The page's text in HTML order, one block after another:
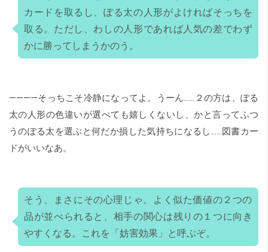
カードを取るし、ぽる太の人形がよければそっちを
取る。ただし、わしの人形であれば人気の差でわず
かに勝ってしまうかのう。
――――そっちこそ冷静になってよ。うーん……２の方は、ぽる
太の人形の色違いが選べても嬉しくないし、かと言ってふつ
うのぽる太を選ぶと何だか損した気持ちになるし……図書カー
ドがいいなあ。
そう、まさにその心理じゃ。よく似た価値の２つの
品が並べられると、相手の関心は残りの１つに向き
やすくなる。これを「妨害効果」と呼ぶぞ。